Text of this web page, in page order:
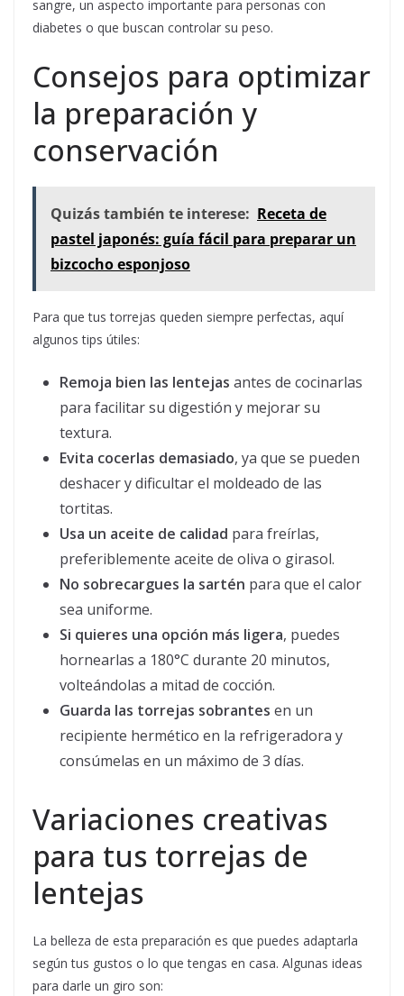
sangre, un aspecto importante para personas con
diabetes o que buscan controlar su peso.
Consejos para optimizar
la preparación y
conservación
Quizás también te interese: Receta de
pastel japonés: guía fácil para preparar un
bizcocho esponjoso
Para que tus torrejas queden siempre perfectas, aquí
algunos tips útiles:
Remoja bien las lentejas antes de cocinarlas
para facilitar su digestión y mejorar su
textura.
Evita cocerlas demasiado, ya que se pueden
deshacer y dificultar el moldeado de las
tortitas.
Usa un aceite de calidad para freírlas,
preferiblemente aceite de oliva o girasol.
No sobrecargues la sartén para que el calor
sea uniforme.
Si quieres una opción más ligera, puedes
hornearlas a 180°C durante 20 minutos,
volteándolas a mitad de cocción.
Guarda las torrejas sobrantes en un
recipiente hermético en la refrigeradora y
consúmelas en un máximo de 3 días.
Variaciones creativas
para tus torrejas de
lentejas
La belleza de esta preparación es que puedes adaptarla
según tus gustos o lo que tengas en casa. Algunas ideas
para darle un giro son: